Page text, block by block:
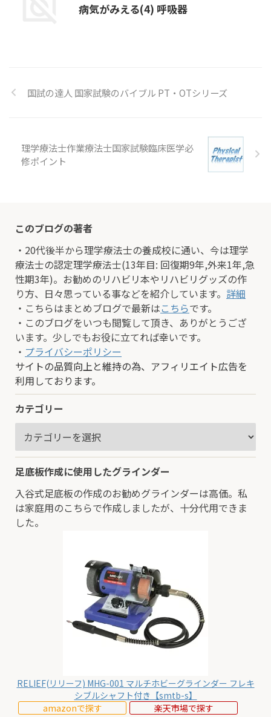
病気がみえる(4) 呼吸器
国試の達人 国家試験のバイブル PT・OTシリーズ
理学療法士作業療法士国家試験臨床医学必
修ポイント
このブログの著者
・20代後半から理学療法士の養成校に通い、今は理学
療法士の認定理学療法士(13年目: 回復期9年,外来1年,急
性期3年)。お勧めのリハビリ本やリハビリグッズの作
り方、日々思っている事などを紹介しています。 詳細
・こちらはまとめブログで最新はこちらです。
・このブログをいつも閲覧して頂き、ありがとうござ
います。少しでもお役に立てれば幸いです。
・ プライバシーポリシー
サイトの品質向上と維持の為、アフィリエイト広告を
利用しております。
カテゴリー
足底板作成に使用したグラインダー
入谷式足底板の作成のお勧めグラインダーは高価。私
は家庭用のこちらで作成しましたが、十分代用できま
した。
RELIEF(リリーフ) MHG-001 マルチホビーグラインダー フレキ
シブルシャフト付き【smtb-s】
amazonで探す
楽天市場で探す